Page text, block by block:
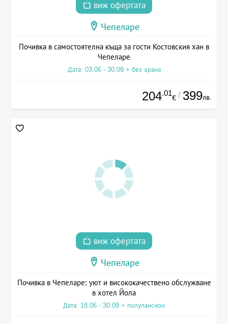
виж офертата
Чепеларе
Почивка в самостоятелна къща за гости Костовския хан в
Чепеларе
Дата: 03.06 - 30.09 + без храна
204.01
€ / 399лв.
виж офертата
Чепеларе
Почивка в Чепеларе: уют и висококачествено обслужване
в хотел Йола
Дата: 18.06 - 30.09 + полупансион